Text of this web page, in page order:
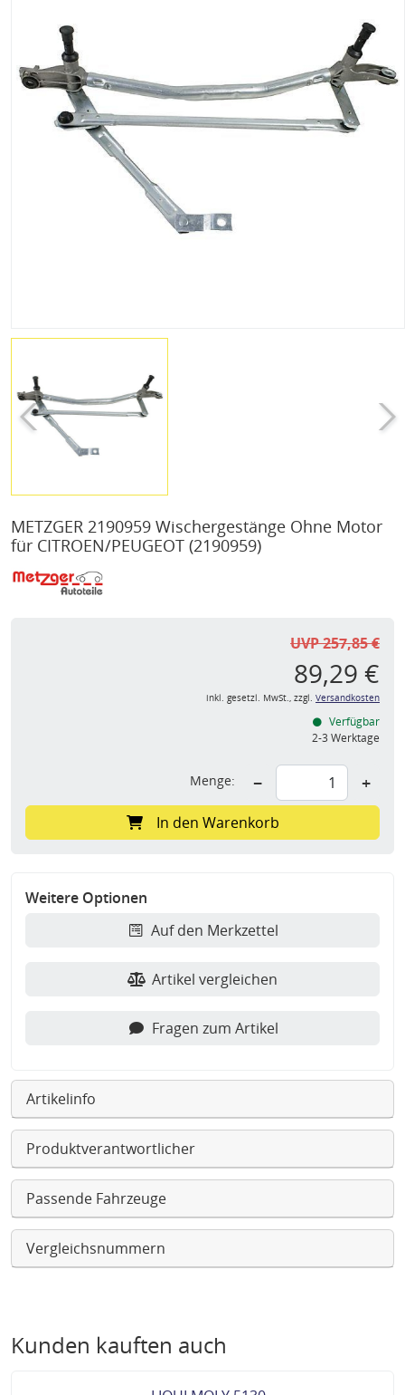
METZGER 2190959 Wischergestänge Ohne Motor
für CITROEN/PEUGEOT (2190959)
UVP 257,85 €
89,29 €
inkl. gesetzl. MwSt., zzgl. Versandkosten
Verfügbar
2-3 Werktage
Menge: − +
In den Warenkorb
Weitere Optionen
Auf den Merkzettel
Artikel vergleichen
Fragen zum Artikel
Artikelinfo
Produktverantwortlicher
Passende Fahrzeuge
Vergleichsnummern
Kunden kauften auch